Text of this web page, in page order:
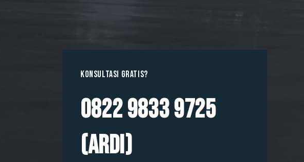
Konsultasi GRATIS?
0822 9833 9725
(Ardi)